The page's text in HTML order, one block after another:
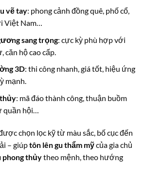
vẽ tay: phong cảnh đồng quê, phố cổ,
Việt Nam…
sang trọng: cực kỳ phù hợp với
căn hộ cao cấp.
3D: thi công nhanh, giá tốt, hiệu ứng
mạnh.
: mã đáo thành công, thuận buồm
hội…
chọn lọc kỹ từ màu sắc, bố cục đến
– giúptôn lên gu thẩm mỹcủa gia chủ
phong thủytheo mệnh, theo hướng